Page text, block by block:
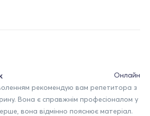
Онлайн
рекомендую вам репетитора з
Вона є справжнім професіоналом у
вона відмінно пояснює матеріал.